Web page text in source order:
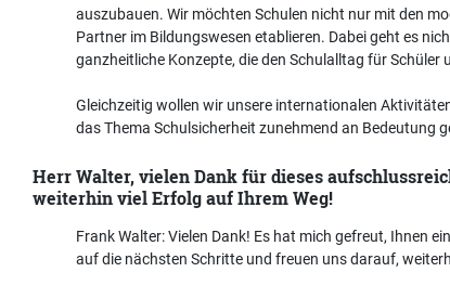
auszubauen. Wir möchten Schulen nicht nur mit den
Partner im Bildungswesen etablieren. Dabei geht es
ganzheitliche Konzepte, die den Schulalltag für Schüler
Gleichzeitig wollen wir unsere internationalen
das Thema Schulsicherheit zunehmend an Bedeutung
Herr Walter, vielen Dank für dieses
weiterhin viel Erfolg auf Ihrem Weg!
Frank Walter: Vielen Dank! Es hat mich gefreut, Ihnen
auf die nächsten Schritte und freuen uns darauf,